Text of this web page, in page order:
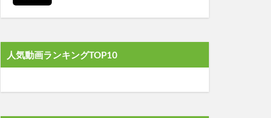
人気動画ランキングTOP10